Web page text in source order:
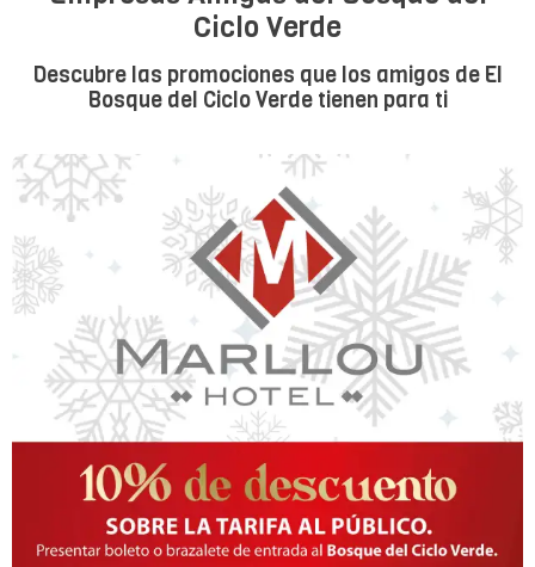
Ciclo Verde
Descubre las promociones que los amigos de El
Bosque del Ciclo Verde tienen para ti